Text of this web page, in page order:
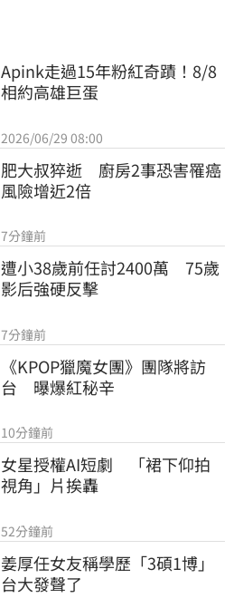
Apink走過15年粉紅奇蹟！8/8
相約高雄巨蛋
2026/06/29 08:00
肥大叔猝逝　廚房2事恐害罹癌
風險增近2倍
7分鐘前
遭小38歲前任討2400萬　75歲
影后強硬反擊
7分鐘前
《KPOP獵魔女團》團隊將訪
台　曝爆紅秘辛
10分鐘前
女星授權AI短劇　「裙下仰拍
視角」片挨轟
52分鐘前
姜厚任女友稱學歷「3碩1博」
台大發聲了